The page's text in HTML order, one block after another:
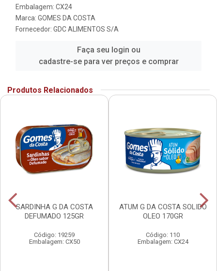
Embalagem: CX24
Marca: GOMES DA COSTA
Fornecedor: GDC ALIMENTOS S/A
Faça seu login ou
cadastre-se para ver preços e comprar
Produtos Relacionados
SARDINHA G DA COSTA
DEFUMADO 125GR
Código: 19259
Embalagem: CX50
ATUM G DA COSTA SOLIDO
OLEO 170GR
Código: 110
Embalagem: CX24